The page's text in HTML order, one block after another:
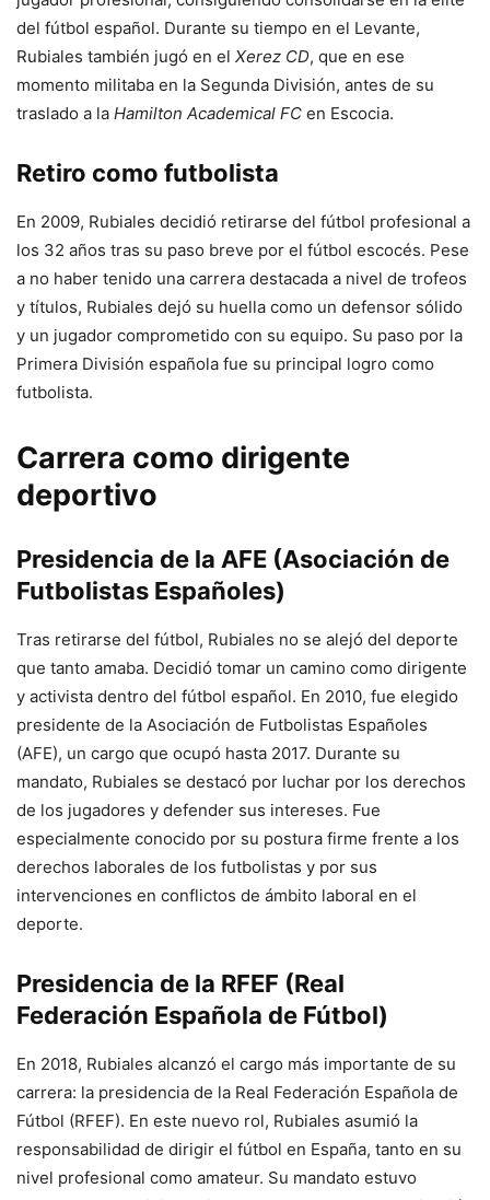
del fútbol español. Durante su tiempo en el Levante,
Rubiales también jugó en el Xerez CD, que en ese
momento militaba en la Segunda División, antes de su
traslado a la Hamilton Academical FC en Escocia.
Retiro como futbolista
En 2009, Rubiales decidió retirarse del fútbol profesional a
los 32 años tras su paso breve por el fútbol escocés. Pese
a no haber tenido una carrera destacada a nivel de trofeos
y títulos, Rubiales dejó su huella como un defensor sólido
y un jugador comprometido con su equipo. Su paso por la
Primera División española fue su principal logro como
futbolista.
Carrera como dirigente
deportivo
Presidencia de la AFE (Asociación de
Futbolistas Españoles)
Tras retirarse del fútbol, Rubiales no se alejó del deporte
que tanto amaba. Decidió tomar un camino como dirigente
y activista dentro del fútbol español. En 2010, fue elegido
presidente de la Asociación de Futbolistas Españoles
(AFE), un cargo que ocupó hasta 2017. Durante su
mandato, Rubiales se destacó por luchar por los derechos
de los jugadores y defender sus intereses. Fue
especialmente conocido por su postura firme frente a los
derechos laborales de los futbolistas y por sus
intervenciones en conflictos de ámbito laboral en el
deporte.
Presidencia de la RFEF (Real
Federación Española de Fútbol)
En 2018, Rubiales alcanzó el cargo más importante de su
carrera: la presidencia de la Real Federación Española de
Fútbol (RFEF). En este nuevo rol, Rubiales asumió la
responsabilidad de dirigir el fútbol en España, tanto en su
nivel profesional como amateur. Su mandato estuvo